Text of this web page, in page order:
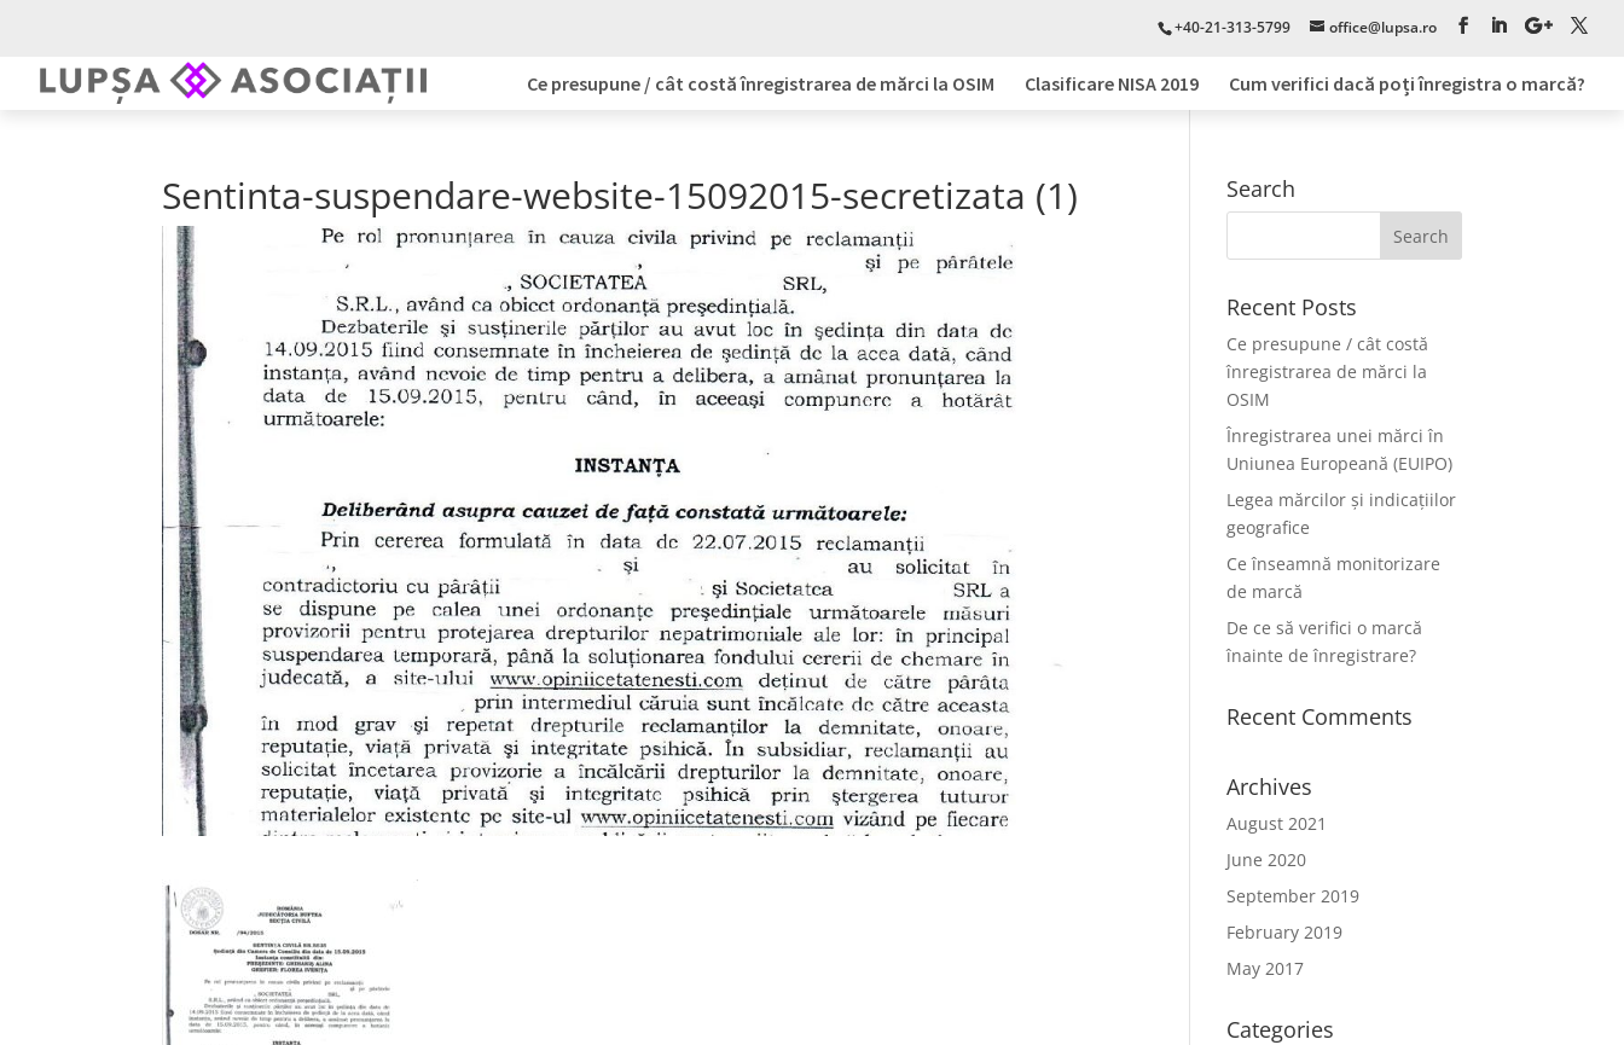
+40-21-313-5799 office@lupsa.ro
Ce presupune / cât costă înregistrarea de mărci la OSIM Clasificare NISA 2019 Cum verifici dacă poți înregistra o marcă?
Sentinta-suspendare-website-15092015-secretizata (1) Search
Recent Posts
Ce presupune / cât costă
înregistrarea de mărci la
OSIM
Înregistrarea unei mărci în
Uniunea Europeană (EUIPO)
Legea mărcilor și indicațiilor
geografice
Ce înseamnă monitorizare
de marcă
De ce să verifici o marcă
înainte de înregistrare?
Recent Comments
Archives
August 2021
June 2020
September 2019
February 2019
May 2017
Categories